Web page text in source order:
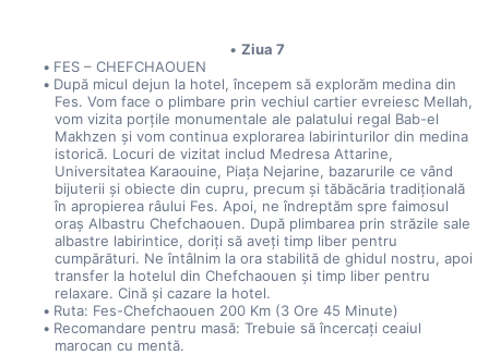
Ziua 7
FES – CHEFCHAOUEN
După micul dejun la hotel, începem să explorăm medina din
Fes. Vom face o plimbare prin vechiul cartier evreiesc Mellah,
vom vizita porțile monumentale ale palatului regal Bab-el
Makhzen și vom continua explorarea labirinturilor din medina
istorică. Locuri de vizitat includ Medresa Attarine,
Universitatea Karaouine, Piața Nejarine, bazarurile ce vând
bijuterii și obiecte din cupru, precum și tăbăcăria tradițională
în apropierea râului Fes. Apoi, ne îndreptăm spre faimosul
oraș Albastru Chefchaouen. După plimbarea prin străzile sale
albastre labirintice, doriți să aveți timp liber pentru
cumpărături. Ne întâlnim la ora stabilită de ghidul nostru, apoi
transfer la hotelul din Chefchaouen și timp liber pentru
relaxare. Cină și cazare la hotel.
Ruta: Fes-Chefchaouen 200 Km (3 Ore 45 Minute)
Recomandare pentru masă: Trebuie să încercați ceaiul
marocan cu mentă.